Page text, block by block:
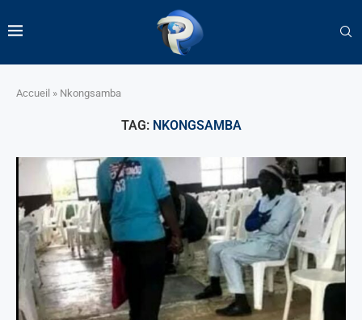
Accueil » Nkongsamba
TAG: NKONGSAMBA